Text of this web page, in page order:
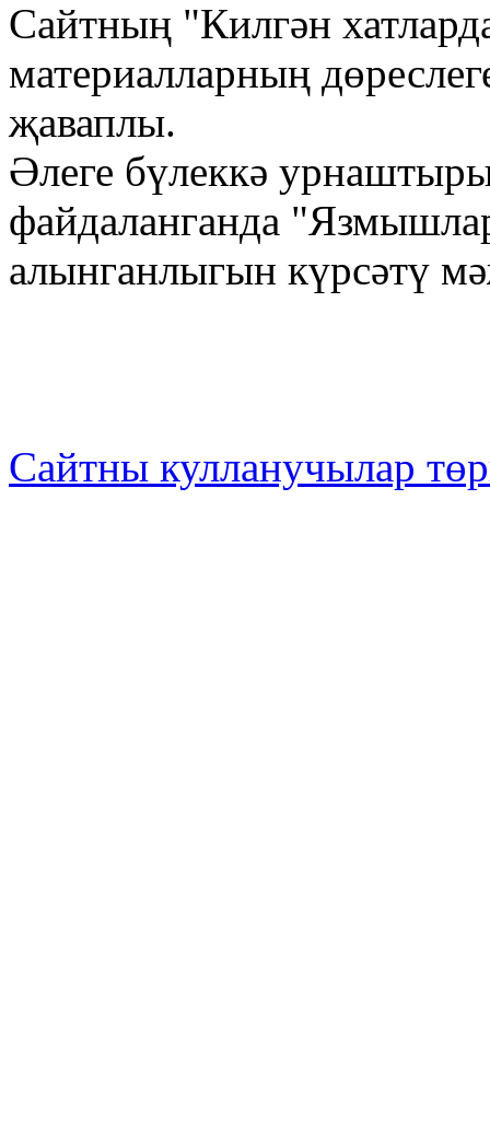
Сайтның "Килгән
материалларның
җаваплы.
Әлеге бүлеккә
файдаланганда
алынганлыгын күрсәтү
Сайтны кулланучылар